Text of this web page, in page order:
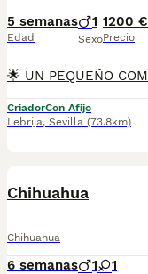
5 semanas
Edad
1
Sexo
1200 €
Precio
CriadorCon Afijo
Lebrija, Sevilla (73.8km)
Chihuahua
Chihuahua
6 semanas 1 1